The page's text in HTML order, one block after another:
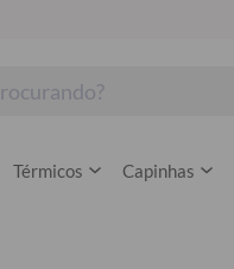
Térmicos Capinhas